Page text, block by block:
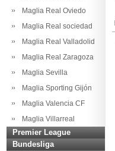
Maglia Real Oviedo
Maglia Real sociedad
Maglia Real Valladolid
Maglia Real Zaragoza
Maglia Sevilla
Maglia Sporting Gijón
Maglia Valencia CF
Maglia Villarreal
Premier League
Bundesliga